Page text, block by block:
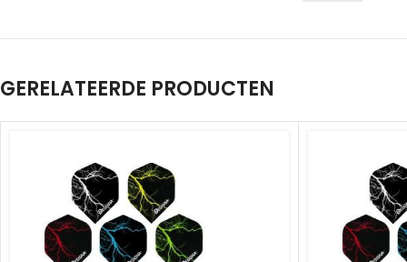
GERELATEERDE PRODUCTEN